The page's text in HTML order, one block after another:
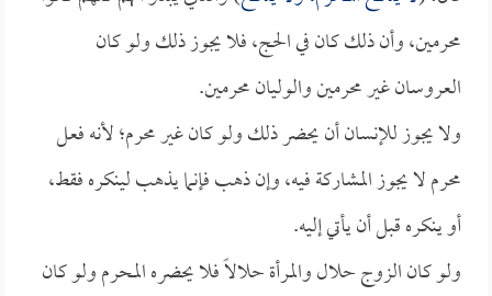
محرمين، وأن ذلك كان في الحج، فلا يجوز ذلك ولو كان
العروسان غير محرمين والوليان محرمين.
ولا يجوز للإنسان أن يحضر ذلك ولو كان غير محرم؛ لأنه فعل
محرم لا يجوز المشاركة فيه، وإن ذهب فإنما يذهب لينكره فقط،
أو ينكره قبل أن يأتي إليه.
ولو كان الزوج حلال والمرأة حلالاً فلا يحضره المحرم ولو كان